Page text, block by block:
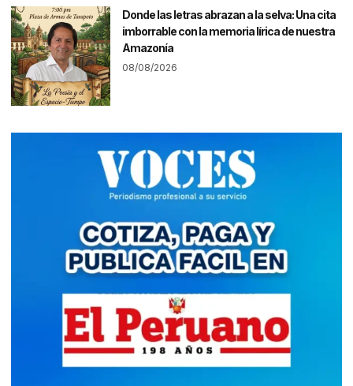
Donde las letras abrazan a la selva: Una cita
imborrable con la memoria lírica de nuestra
Amazonía
08/08/2026